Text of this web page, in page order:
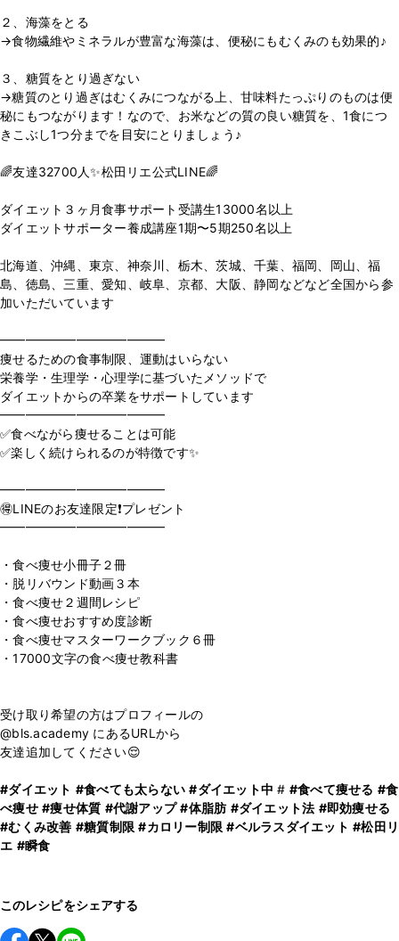
２、海藻をとる
→食物繊維やミネラルが豊富な海藻は、便秘にもむくみのも効果的♪
３、糖質をとり過ぎない
→糖質のとり過ぎはむくみにつながる上、甘味料たっぷりのものは便
秘にもつながります！なので、お米などの質の良い糖質を、1食につ
きこぶし1つ分までを目安にとりましょう♪
🌈友達32700人✨松田リエ公式LINE🌈
ダイエット３ヶ月食事サポート受講生13000名以上
ダイエットサポーター養成講座1期〜5期250名以上
北海道、沖縄、東京、神奈川、栃木、茨城、千葉、福岡、岡山、福
島、徳島、三重、愛知、岐阜、京都、大阪、静岡などなど全国から参
加いただいています
━━━━━━━━━━━━━
痩せるための食事制限、運動はいらない
栄養学・生理学・心理学に基づいたメソッドで
ダイエットからの卒業をサポートしています
━━━━━━━━━━━━━
✅食べながら痩せることは可能
✅楽しく続けられるのが特徴です✨
━━━━━━━━━━━━━
🉐LINEのお友達限定❗️プレゼント
━━━━━━━━━━━━━
・食べ痩せ小冊子２冊
・脱リバウンド動画３本
・食べ痩せ２週間レシピ
・食べ痩せおすすめ度診断
・食べ痩せマスターワークブック６冊
・17000文字の食べ痩せ教科書
受け取り希望の方はプロフィールの
@bls.academy にあるURLから
友達追加してください😌
#ダイエット #食べても太らない #ダイエット中 # #食べて痩せる #食
べ痩せ #痩せ体質 #代謝アップ #体脂肪 #ダイエット法 #即効痩せる
#むくみ改善 #糖質制限 #カロリー制限 #ベルラスダイエット #松田リ
エ #瞬食
このレシピをシェアする